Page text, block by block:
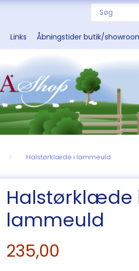
Links Åbningstider butik/
Halstørklæde i lammeuld
Halstørklæde
lammeuld
235,00